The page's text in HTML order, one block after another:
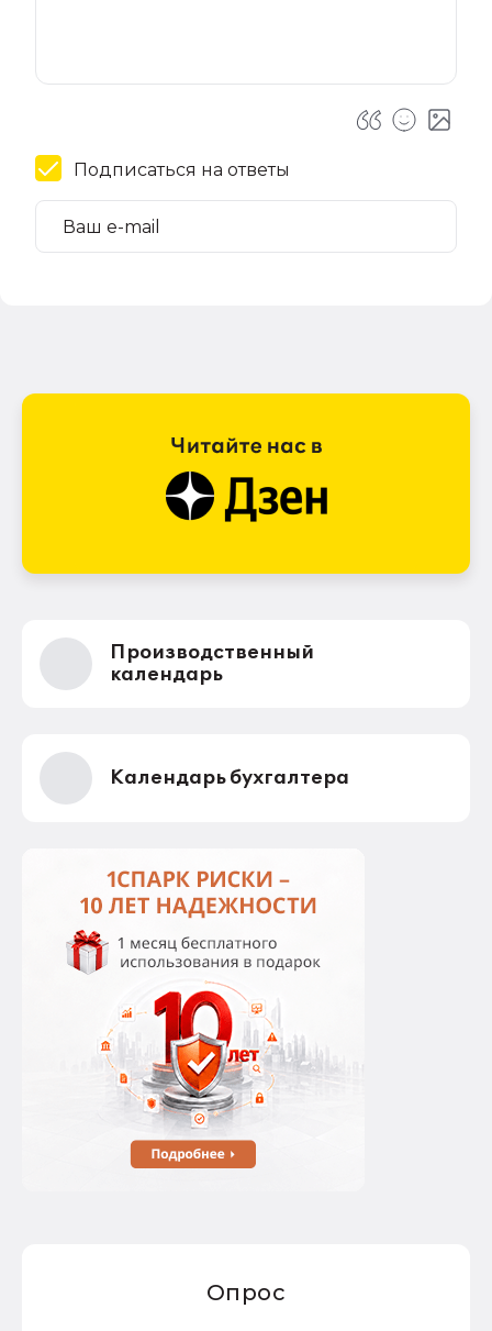
Подписаться на ответы
Производственный
календарь
Календарь бухгалтера
Опрос